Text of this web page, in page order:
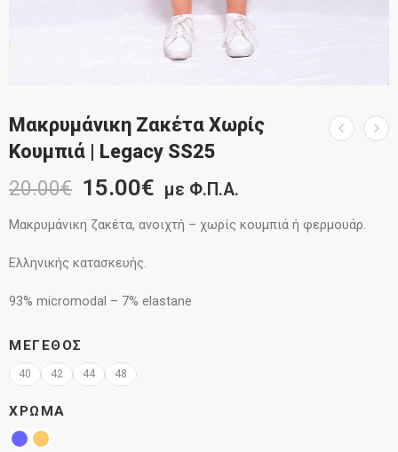
Μακρυμάνικη Ζακέτα Χωρίς
Κουμπιά | Legacy SS25
20.00€ 15.00€ με Φ.Π.Α.
Μακρυμάνικη ζακέτα, ανοιχτή – χωρίς κουμπιά ή φερμουάρ.
Ελληνικής κατασκευής.
93% micromodal – 7% elastane
ΜΈΓΕΘΟΣ
40 42 44 48
ΧΡΏΜΑ